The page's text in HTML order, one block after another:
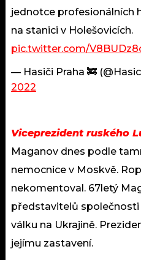
jednotce profesionálních
na stanici v Holešovicích.
pic.twitter.com/
— Hasiči Praha 🚒
2022
Viceprezident ruského
Maganov dnes podle
nemocnice v Moskvě.
nekomentoval. 67letý
představitelů
válku na Ukrajině.
jejímu zastavení.